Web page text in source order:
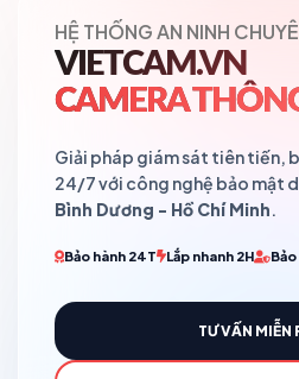
HỆ THỐNG AN NINH
VIETCAM.VN
CAMERA
Giải pháp giám sát tiên tiến,
24/7 với công nghệ bảo mật
Bình Dương - Hồ Chí Minh.
Bảo hành 24T Lắp nhanh 2H
TƯ VẤN MIỄN